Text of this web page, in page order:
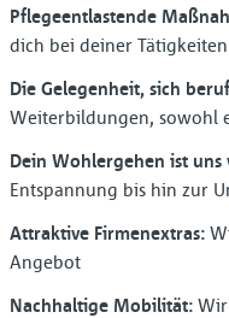
Pflegeentlastende
dich bei deiner
Die Gelegenheit, sich
Weiterbildungen, sowohl
Dein Wohlergehen ist
Entspannung bis hin zur
Attraktive Firmenextras:
Angebot
Nachhaltige Mobilität: